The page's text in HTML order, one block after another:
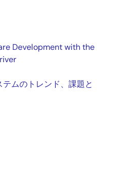
Development with the
ムのトレンド、課題と